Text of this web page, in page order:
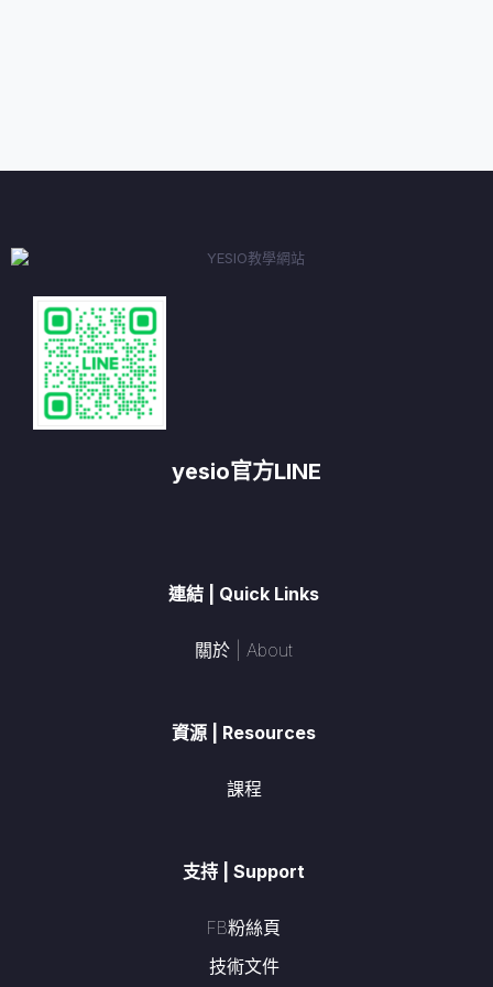
yesio官方LINE
連結 | Quick Links
關於 | About
資源 | Resources
課程
支持 | Support
FB粉絲頁
技術文件